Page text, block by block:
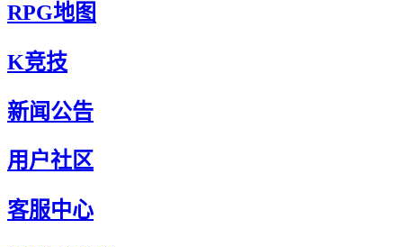
RPG地图
K竞技
新闻公告
用户社区
客服中心